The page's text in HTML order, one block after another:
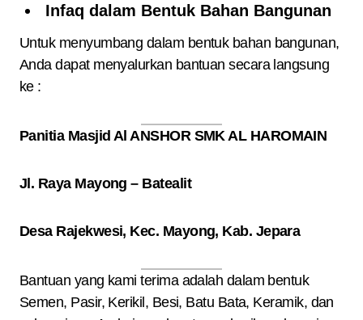
Infaq dalam Bentuk Bahan Bangunan
Untuk menyumbang dalam bentuk bahan bangunan,
Anda dapat menyalurkan bantuan secara langsung
ke :
Panitia Masjid Al ANSHOR SMK AL HAROMAIN
Jl. Raya Mayong – Batealit
Desa Rajekwesi, Kec. Mayong, Kab. Jepara
Bantuan yang kami terima adalah dalam bentuk
Semen, Pasir, Kerikil, Besi, Batu Bata, Keramik, dan